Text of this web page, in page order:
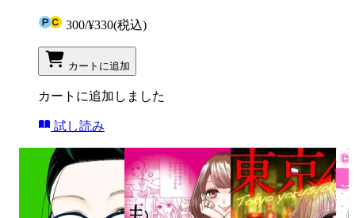
300/¥330(税込)
カートに追加
カートに追加しました
試し読み